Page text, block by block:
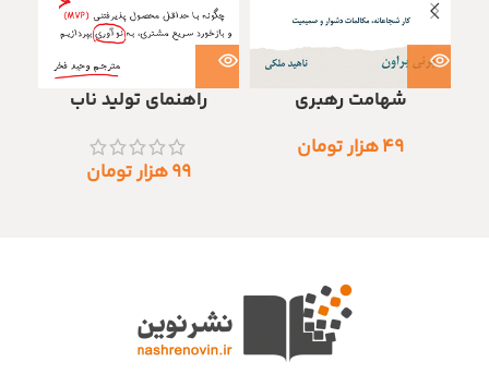
شهامت رهبری
۴۹هزار تومان
راهنمای تولید ناب
۹۹هزار تومان